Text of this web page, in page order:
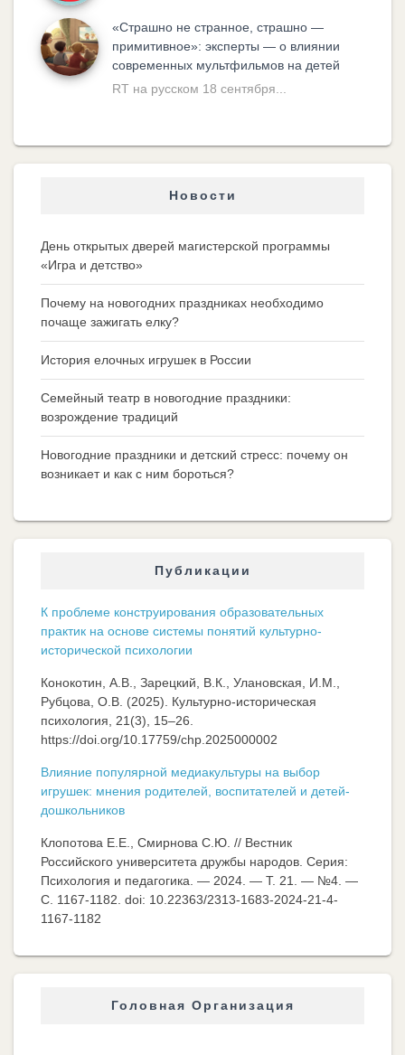
«Cтрашно не странное, страшно —
примитивное»: эксперты — о влиянии
современных мультфильмов на детей
RT на русском 18 сентября...
Новости
День открытых дверей магистерской программы
«Игра и детство»
Почему на новогодних праздниках необходимо
почаще зажигать елку?
История елочных игрушек в России
Семейный театр в новогодние праздники:
возрождение традиций
Новогодние праздники и детский стресс: почему он
возникает и как с ним бороться?
Публикации
К проблеме конструирования образовательных
практик на основе системы понятий культурно-
исторической психологии
Конокотин, А.В., Зарецкий, В.К., Улановская, И.М.,
Рубцова, О.В. (2025). Культурно-историческая
психология, 21(3), 15–26.
https://doi.org/10.17759/chp.2025000002
Влияние популярной медиакультуры на выбор
игрушек: мнения родителей, воспитателей и детей-
дошкольников
Клопотова Е.Е., Смирнова С.Ю. // Вестник
Российского университета дружбы народов. Серия:
Психология и педагогика. — 2024. — Т. 21. — №4. —
C. 1167-1182. doi: 10.22363/2313-1683-2024-21-4-
1167-1182
Головная Организация